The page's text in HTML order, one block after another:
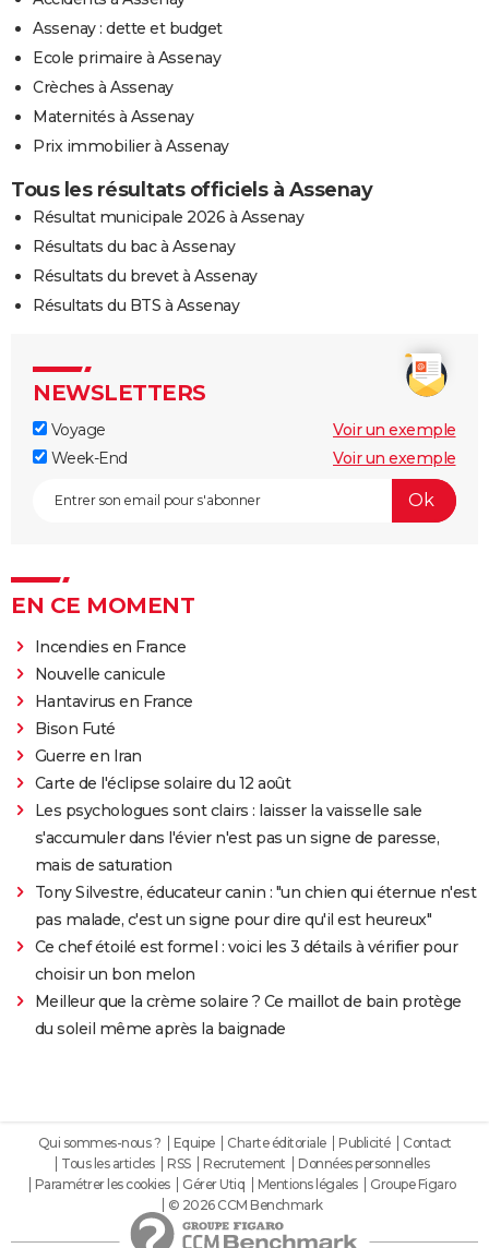
Assenay : dette et budget
Ecole primaire à Assenay
Crèches à Assenay
Maternités à Assenay
Prix immobilier à Assenay
Tous les résultats officiels à Assenay
Résultat municipale 2026 à Assenay
Résultats du bac à Assenay
Résultats du brevet à Assenay
Résultats du BTS à Assenay
NEWSLETTERS
Voyage
Voir un exemple
Week-End
Voir un exemple
EN CE MOMENT
Incendies en France
Nouvelle canicule
Hantavirus en France
Bison Futé
Guerre en Iran
Carte de l'éclipse solaire du 12 août
Les psychologues sont clairs : laisser la vaisselle sale
s'accumuler dans l'évier n'est pas un signe de paresse,
mais de saturation
Tony Silvestre, éducateur canin : "un chien qui éternue n'est
pas malade, c'est un signe pour dire qu'il est heureux"
Ce chef étoilé est formel : voici les 3 détails à vérifier pour
choisir un bon melon
Meilleur que la crème solaire ? Ce maillot de bain protège
du soleil même après la baignade
Qui sommes-nous ? Equipe Charte éditoriale Publicité
Contact
Tous les articles
RSS Recrutement
Données personnelles
Paramétrer les cookies
Gérer Utiq Mentions légales
Groupe Figaro
© 2026 CCM Benchmark